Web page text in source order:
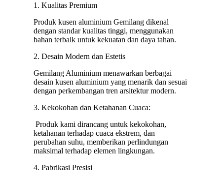
1. Kualitas Premium
Produk kusen aluminium Gemilang dikenal
dengan standar kualitas tinggi, menggunakan
bahan terbaik untuk kekuatan dan daya tahan.
2. Desain Modern dan Estetis
Gemilang Aluminium menawarkan berbagai
desain kusen aluminium yang menarik dan sesuai
dengan perkembangan tren arsitektur modern.
3. Kekokohan dan Ketahanan Cuaca:
Produk kami dirancang untuk kekokohan,
ketahanan terhadap cuaca ekstrem, dan
perubahan suhu, memberikan perlindungan
maksimal terhadap elemen lingkungan.
4. Pabrikasi Presisi